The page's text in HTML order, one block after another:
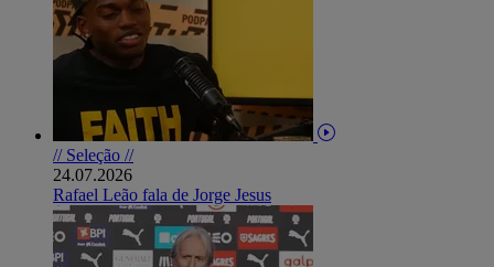
// Seleção //
24.07.2026
Rafael Leão fala de Jorge Jesus